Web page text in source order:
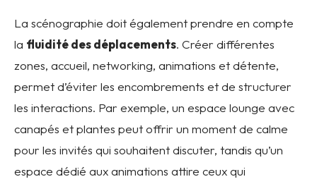
La scénographie doit également prendre en compte
la fluidité des déplacements. Créer différentes
zones, accueil, networking, animations et détente,
permet d’éviter les encombrements et de structurer
les interactions. Par exemple, un espace lounge avec
canapés et plantes peut offrir un moment de calme
pour les invités qui souhaitent discuter, tandis qu’un
espace dédié aux animations attire ceux qui